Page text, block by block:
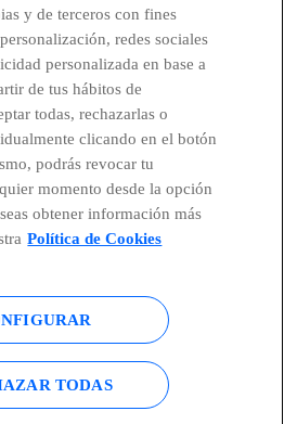
Aviso legal
Política de privacidad
y de terceros con fines
redes sociales
personalizada en base a
de tus hábitos de
todas, rechazarlas o
clicando en el botón
podrás revocar tu
momento desde la opción
obtener información más
Política de Cookies
TODAS